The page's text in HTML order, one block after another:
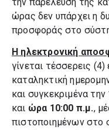
ώρας δεν υπάρχει η
προσφοράς στο
Η ηλεκτρονική
γίνεται τέσσερεις
καταληκτική
και συγκεκριμένα την
και ώρα 10:00 π.μ.,
πιστοποιημένων στο